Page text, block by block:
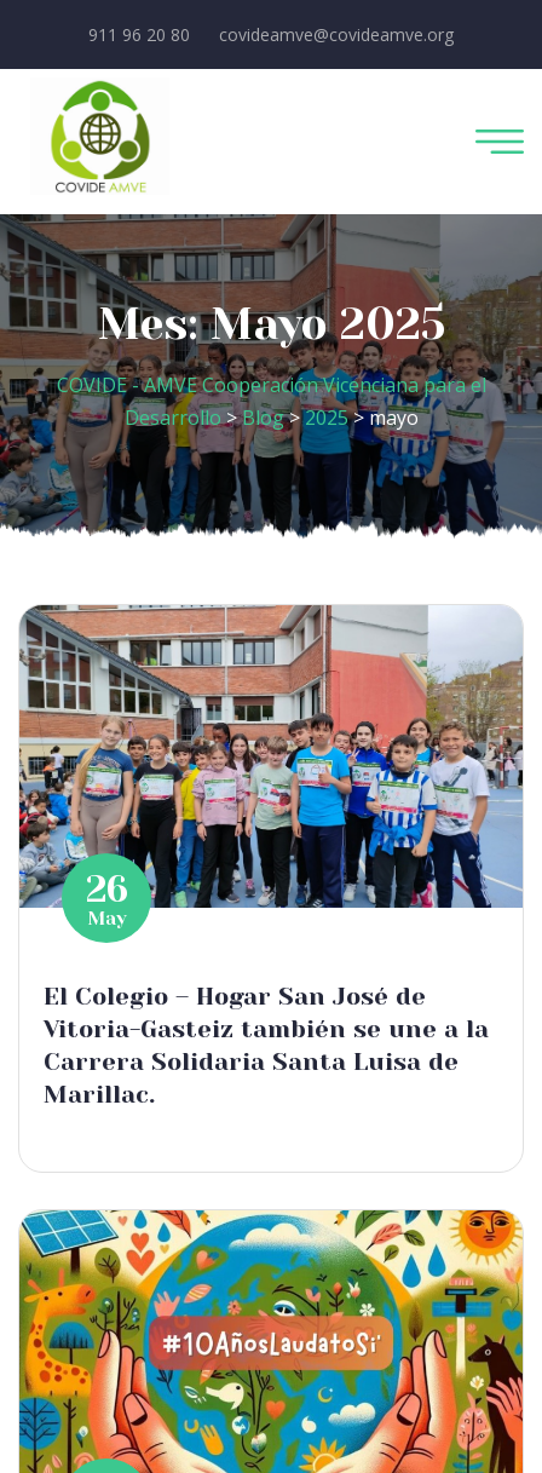
911 96 20 80 covideamve@covideamve.org
Mes:Mayo 2025
COVIDE - AMVE Cooperación Vicenciana para el
Desarrollo>Blog>2025> mayo
26
May
El Colegio – Hogar San José de
Vitoria-Gasteiz también se une a la
Carrera Solidaria Santa Luisa de
Marillac.